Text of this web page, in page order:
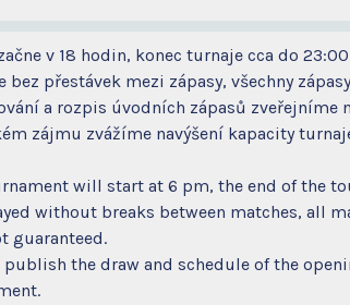
v 18 hodin, konec turnaje cca do
bez přestávek mezi zápasy, všechny
a rozpis úvodních zápasů
zájmu zvážíme navýšení kapacity
will start at 6 pm, the end of the
without breaks between matches, all
guaranteed.
publish the draw and schedule of the